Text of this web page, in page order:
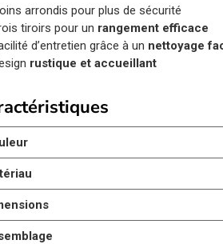
arrondis pour plus de sécurité
tiroirs pour un rangement efficace
d’entretien grâce à un nettoyage
rustique et accueillant